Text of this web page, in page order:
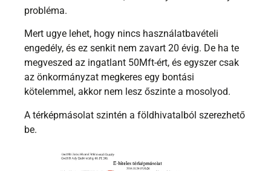
probléma.
Mert ugye lehet, hogy nincs használatbavételi
engedély, és ez senkit nem zavart 20 évig. De ha te
megveszed az ingatlant 50Mft-ért, és egyszer csak
az önkormányzat megkeres egy bontási
kötelemmel, akkor nem lesz őszinte a mosolyod.
A térképmásolat szintén a földhivatalból szerezhető
be.